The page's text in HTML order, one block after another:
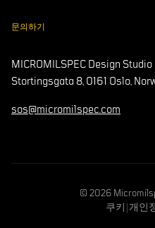
문의하기
MICROMILSPEC Design Studio
Stortingsgata 8, 0161 Oslo,
sos@micromilspec.com
© 2026
쿠키
개인